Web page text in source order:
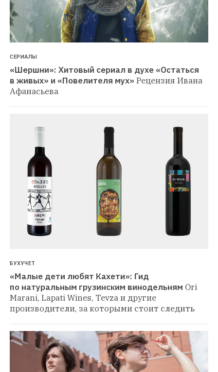
СЕРИАЛЫ
«Шершни»: Хитовый сериал в духе «Остаться
в живых» и «Повелителя мух» Рецензия Ивана
Афанасьева
БУХУЧЕТ
«Малые дети любят Кахети»: Гид
по натуральным грузинским винодельням Ori
Marani, Lapati Wines, Tevza и другие
производители, за которыми стоит следить